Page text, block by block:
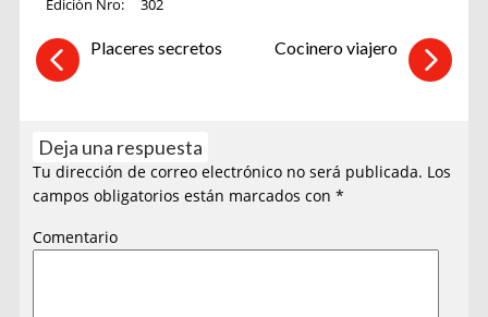
Edición Nro:
302
Placeres secretos Cocinero viajero
Deja una respuesta
Tu dirección de correo electrónico no será publicada. Los
campos obligatorios están marcados con*
Comentario